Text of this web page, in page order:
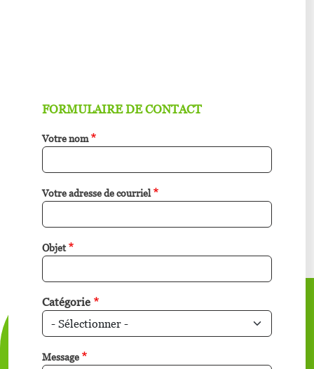
FORMULAIRE DE CONTACT
Votre nom
Votre adresse de courriel
Objet
Catégorie
Message